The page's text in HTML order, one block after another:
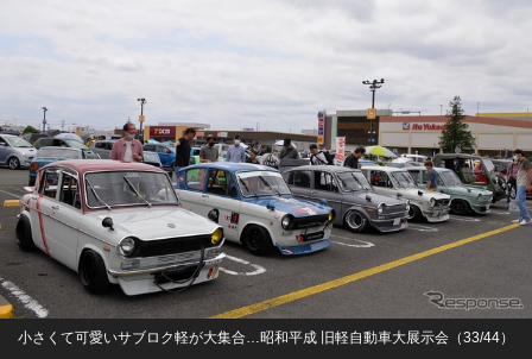
小さくて可愛いサブロク軽が大集合…昭和平成 旧軽自動車大展示会（33/44）